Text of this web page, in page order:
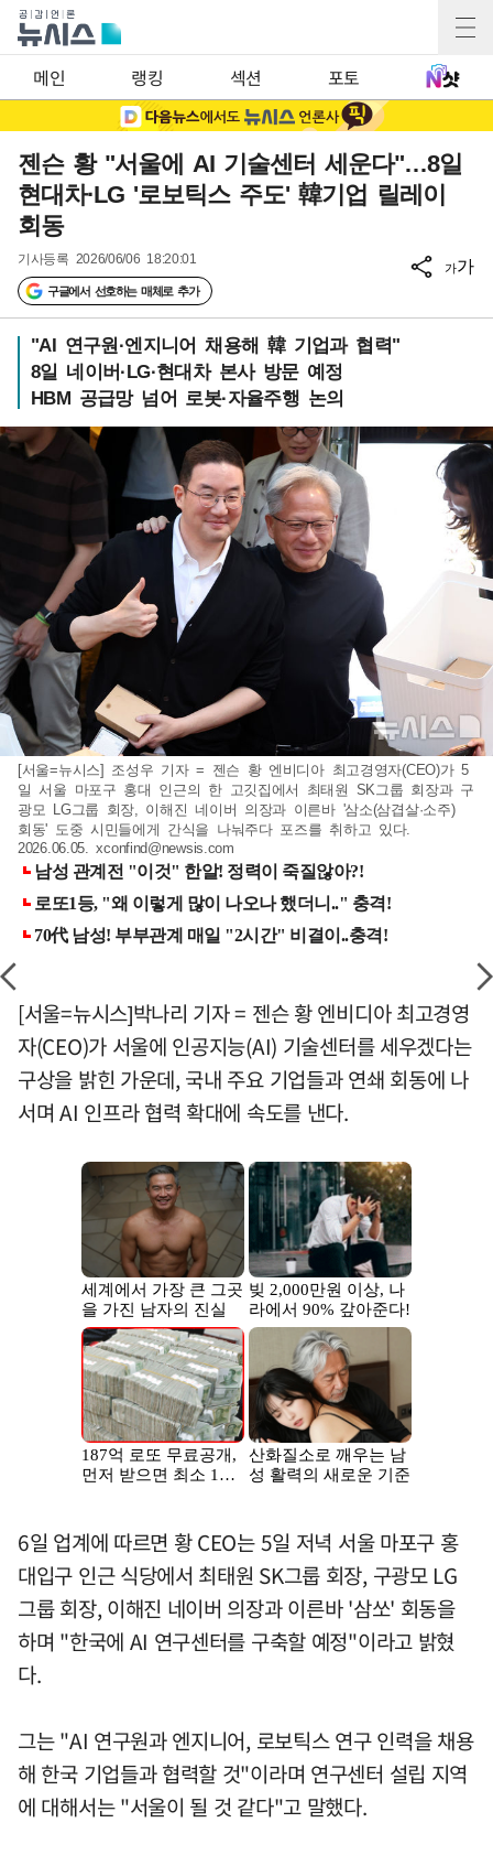
메인 랭킹 섹션 포토
젠슨 황 "서울에 AI 기술센터 세운다"…8일
현대차·LG '로보틱스 주도' 韓기업 릴레이
회동
기사등록 2026/06/06 18:20:01
구글에서 선호하는 매체로 추가
가가
"AI 연구원·엔지니어 채용해 韓 기업과 협력"
8일 네이버·LG·현대차 본사 방문 예정
HBM 공급망 넘어 로봇·자율주행 논의
[서울=뉴시스] 조성우 기자 = 젠슨 황 엔비디아 최고경영자(CEO)가 5
일 서울 마포구 홍대 인근의 한 고깃집에서 최태원 SK그룹 회장과 구
광모 LG그룹 회장, 이해진 네이버 의장과 이른바 '삼소(삼겹살·소주)
회동' 도중 시민들에게 간식을 나눠주다 포즈를 취하고 있다.
2026.06.05.xconfind@newsis.com
[서울=뉴시스]박나리 기자 = 젠슨 황 엔비디아 최고경영
자(CEO)가 서울에 인공지능(AI) 기술센터를 세우겠다는
구상을 밝힌 가운데, 국내 주요 기업들과 연쇄 회동에 나
서며 AI 인프라 협력 확대에 속도를 낸다.
6일 업계에 따르면 황 CEO는 5일 저녁 서울 마포구 홍
대입구 인근 식당에서 최태원 SK그룹 회장, 구광모 LG
그룹 회장, 이해진 네이버 의장과 이른바 '삼쏘' 회동을
하며 "한국에 AI 연구센터를 구축할 예정"이라고 밝혔
다.
그는 "AI 연구원과 엔지니어, 로보틱스 연구 인력을 채용
해 한국 기업들과 협력할 것"이라며 연구센터 설립 지역
에 대해서는 "서울이 될 것 같다"고 말했다.